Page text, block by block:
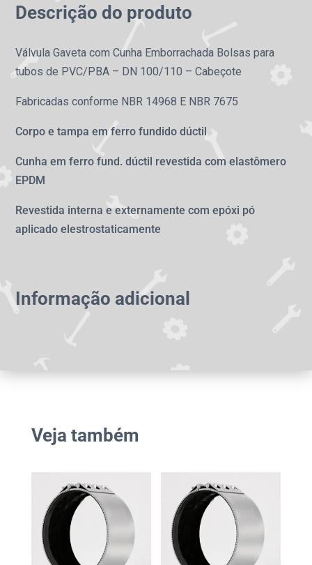
Descrição do produto
Válvula Gaveta com Cunha Emborrachada Bolsas para
tubos de PVC/PBA – DN 100/110 – Cabeçote
Fabricadas conforme NBR 14968 E NBR 7675
Corpo e tampa em ferro fundido dúctil
Cunha em ferro fund. dúctil revestida com elastômero
EPDM
Revestida interna e externamente com epóxi pó
aplicado elestrostaticamente
Informação adicional
Veja também